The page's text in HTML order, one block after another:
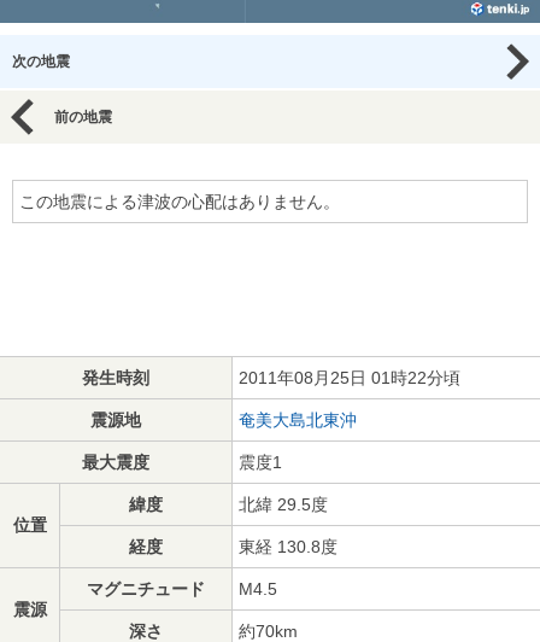
次の地震
前の地震
この地震による津波の心配はありません。
発生時刻 2011年08月25日 01時22分頃
震源地 奄美大島北東沖
最大震度 震度1
位置
緯度 北緯 29.5度
経度 東経 130.8度
震源
マグニチュード M4.5
深さ 約70km